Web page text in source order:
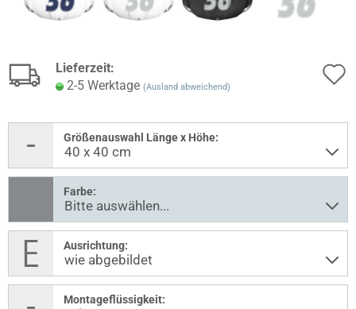
Lieferzeit:
2-5 Werktage (Ausland abweichend)
Größenauswahl Länge x Höhe:
Farbe:
Ausrichtung:
Montageflüssigkeit: